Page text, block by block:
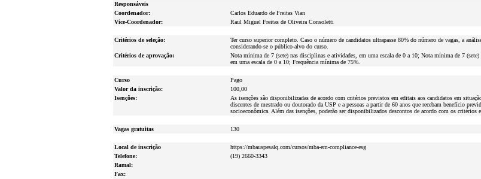
Responsáveis
Coordenador:
Carlos Eduardo de Freitas Vian
Vice-Coordenador:
Raul Miguel Freitas de Oliveira Consoletti
Critérios de seleção:
Ter curso superior completo. Caso o número de candidatos ultrapasse 80% do número de vagas, a
considerando-se o público-alvo do curso.
Critérios de aprovação:
Nota mínima de 7 (sete) nas disciplinas e atividades, em uma escala de 0 a 10; Nota mínima de 7
em uma escala de 0 a 10; Frequência mínima de 75%.
Curso
Pago
Valor da inscrição:
100,00
Isenções:
As isenções são disponibilizadas de acordo com critérios previstos em editais aos candidatos em
discentes de mestrado ou doutorado da USP e a pessoas a partir de 60 anos que recebam benefício
socioeconômica. Além das isenções, poderão ser disponibilizados descontos de acordo com os critérios
Vagas gratuitas 130
Local de inscrição
https://mbauspesalq.com/cursos/mba-em-compliance-esg
Telefone:
(19) 2660-3343
Ramal:
Fax: